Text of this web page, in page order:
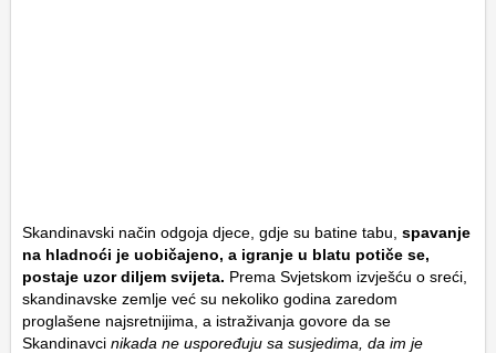
Skandinavski način odgoja djece, gdje su batine tabu, spavanje
na hladnoći je uobičajeno, a igranje u blatu potiče se,
postaje uzor diljem svijeta. Prema Svjetskom izvješću o sreći,
skandinavske zemlje već su nekoliko godina zaredom
proglašene najsretnijima, a istraživanja govore da se
Skandinavci nikada ne uspoređuju sa susjedima, da im je